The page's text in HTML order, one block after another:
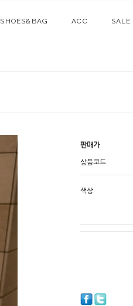
SHOES&BAG ACC SALE
판매가
상품코드
색상